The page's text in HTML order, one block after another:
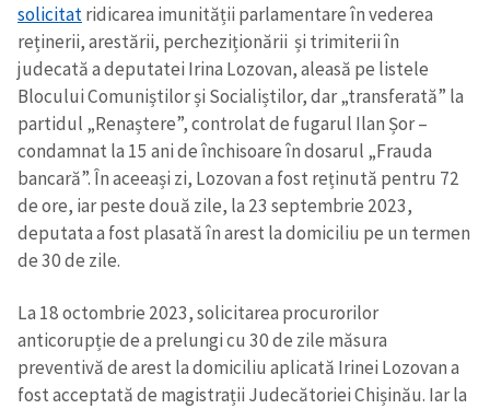
solicitatridicarea imunității parlamentare în vederea
reținerii, arestării, percheziționării și trimiterii în
judecată a deputatei Irina Lozovan, aleasă pe listele
Blocului Comuniștilor și Socialiștilor, dar „transferată” la
partidul „Renaștere”, controlat de fugarul Ilan Șor –
condamnat la 15 ani de închisoare în dosarul „Frauda
bancară”. În aceeași zi, Lozovan a fost reținută pentru 72
de ore, iar peste două zile, la 23 septembrie 2023,
deputata a fost plasată în arest la domiciliu pe un termen
de 30 de zile.
La 18 octombrie 2023, solicitarea procurorilor
anticorupție de a prelungi cu 30 de zile măsura
preventivă de arest la domiciliu aplicată Irinei Lozovan a
fost acceptată de magistrații Judecătoriei Chișinău. Iar la